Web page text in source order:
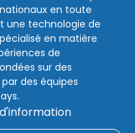
en toute
une technologie de
en matière
de
sur des
des équipes